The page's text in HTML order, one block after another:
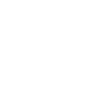
d, Dn